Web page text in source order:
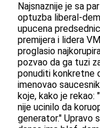
Najsnaznije je sa
optuzba liberal-
upucena
premijera i lidera
proglasio
pozvao da ga tuzi
ponuditi konkretne
imenovao
koje, kako je
nije ucinilo da
generator." Upravo